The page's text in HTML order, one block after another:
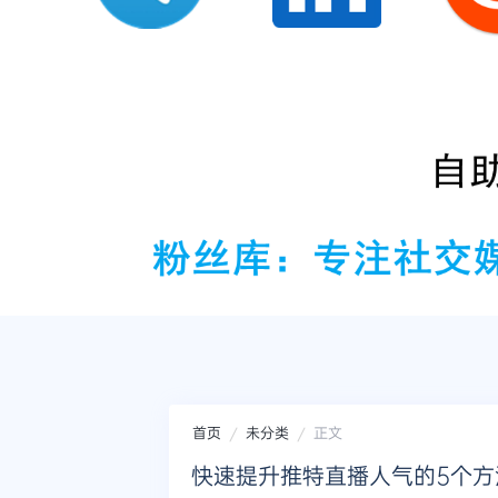
首页 未分类 正文
快速提升推特直播人气的5个